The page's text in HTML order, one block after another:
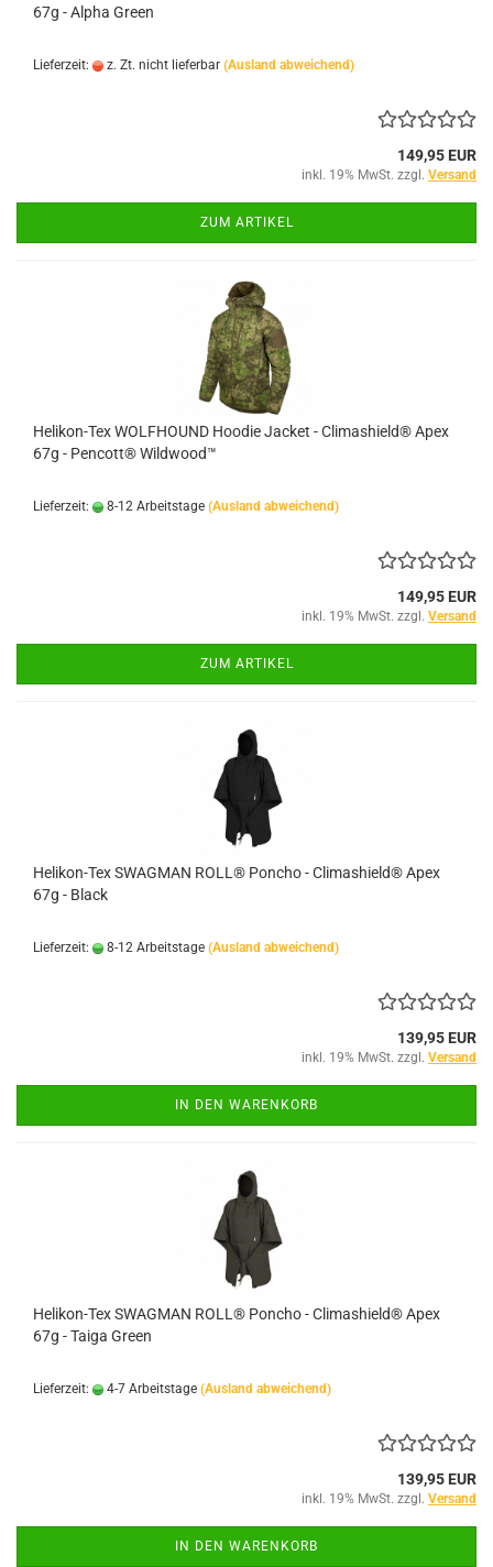
67g - Alpha Green
Lieferzeit: z. Zt. nicht lieferbar (Ausland abweichend)
149,95 EUR
inkl. 19% MwSt. zzgl. Versand
ZUM ARTIKEL
Helikon-Tex WOLFHOUND Hoodie Jacket - Climashield® Apex
67g - Pencott® Wildwood™
Lieferzeit: 8-12 Arbeitstage (Ausland abweichend)
149,95 EUR
inkl. 19% MwSt. zzgl. Versand
ZUM ARTIKEL
Helikon-Tex SWAGMAN ROLL® Poncho - Climashield® Apex
67g - Black
Lieferzeit: 8-12 Arbeitstage (Ausland abweichend)
139,95 EUR
inkl. 19% MwSt. zzgl. Versand
IN DEN WARENKORB
Helikon-Tex SWAGMAN ROLL® Poncho - Climashield® Apex
67g - Taiga Green
Lieferzeit: 4-7 Arbeitstage (Ausland abweichend)
139,95 EUR
inkl. 19% MwSt. zzgl. Versand
IN DEN WARENKORB